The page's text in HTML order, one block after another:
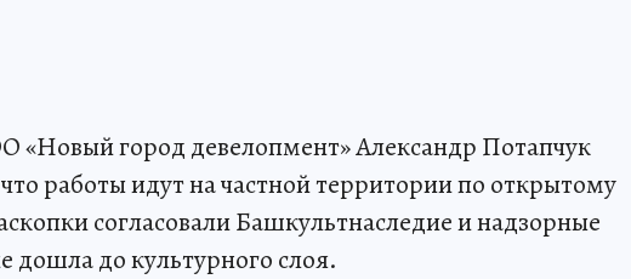
«Новый город девелопмент» Александр Потапчук
работы идут на частной территории по открытому
согласовали Башкультнаследие и надзорные
дошла до культурного слоя.